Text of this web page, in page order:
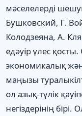
мәселелерді
Бушковский, Г.
Колодзеяна, А.
едәуір үлес
экономикалық
маңызы
ол азық-түлік
негіздерінің